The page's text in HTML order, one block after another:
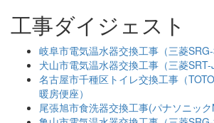
工事ダイジェスト
岐阜市電気温水器交換工事（三菱SRG-
犬山市電気温水器交換工事（三菱SRT-
名古屋市千種区トイレ交換工事（
暖房便座）
尾張旭市食洗器交換工事(パナソニッ